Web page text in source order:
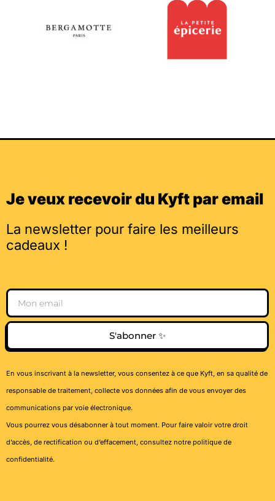
Je veux recevoir du Kyft par email
La newsletter pour faire les meilleurs
cadeaux !
Email
S'abonner ✨
En vous inscrivant à la newsletter, vous consentez à ce que Kyft, en sa qualité de
responsable de traitement, collecte vos données afin de vous envoyer des
communications par voie électronique.
Vous pourrez vous désabonner à tout moment. Pour faire valoir votre droit
d’accès, de rectification ou d’effacement, consultez notre politique de
confidentialité.